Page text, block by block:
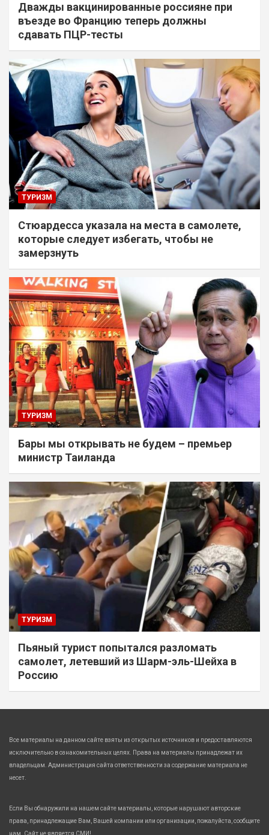
Дважды вакцинированные россияне при
въезде во Францию теперь должны
сдавать ПЦР-тесты
ТУРИЗМ
Стюардесса указала на места в самолете,
которые следует избегать, чтобы не
замерзнуть
ТУРИЗМ
Бары мы открывать не будем – премьер
министр Таиланда
ТУРИЗМ
Пьяный турист попытался разломать
самолет, летевший из Шарм-эль-Шейха в
Россию
Все материалы на данном сайте взяты из открытых источников и предоставляются
исключительно в ознакомительных целях. Права на материалы принадлежат их
владельцам. Администрация сайта ответственности за содержание материала не
несет.
Если Вы обнаружили на нашем сайте материалы, которые нарушают авторские
права, принадлежащие Вам, Вашей компании или организации, пожалуйста, сообщите